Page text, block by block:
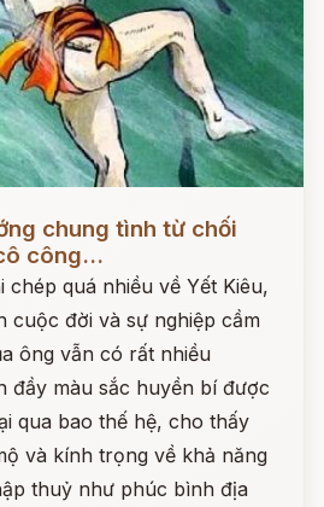
chung tình từ chối
công...
chép quá nhiều về Yết Kiêu,
cuộc đời và sự nghiệp cầm
ông vẫn có rất nhiều
đầy màu sắc huyền bí được
qua bao thế hệ, cho thấy
và kính trọng về khả năng
thuỷ như phúc bình địa